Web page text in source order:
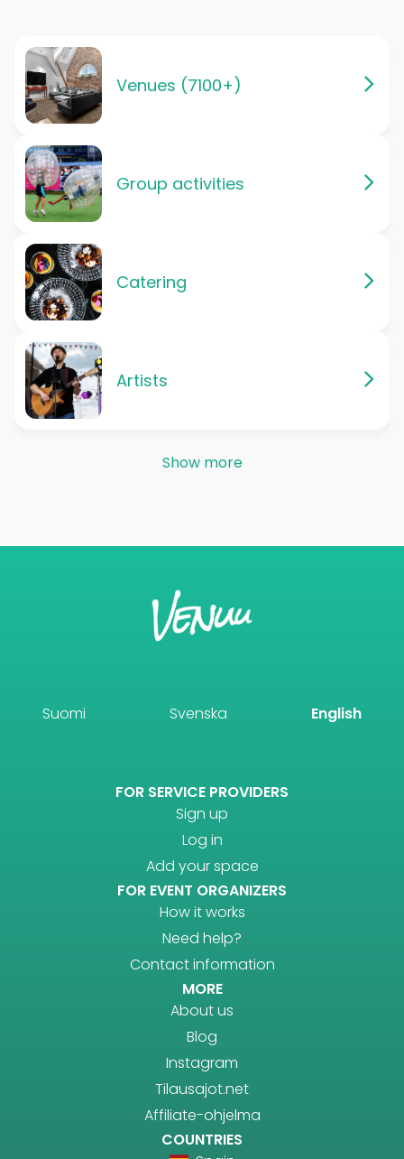
Venues (7100+)
Group activities
Catering
Artists
Show more
Suomi Svenska English
FOR SERVICE PROVIDERS
Sign up
Log in
Add your space
FOR EVENT ORGANIZERS
How it works
Need help?
Contact information
MORE
About us
Blog
Instagram
Tilausajot.net
Affiliate-ohjelma
COUNTRIES